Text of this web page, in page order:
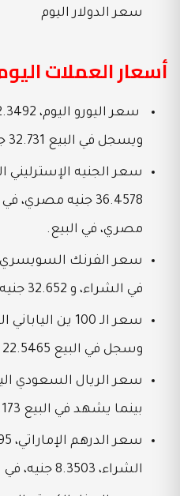
سعر الدولار اليوم
أسعار العملات
ويسجل في البيع 32.731 جنيه مصري.
سعر الجنيه الإسترليني
مصري، في البيع.
في الشراء، و 32.652 جنيه مصري، في البيع.
وسجل في البيع 22.5465 جنيه مصري.
بينما يشهد في البيع 8.173 جنيه، في البيع.
الشراء، 8.3503 جنيه، في البيع.